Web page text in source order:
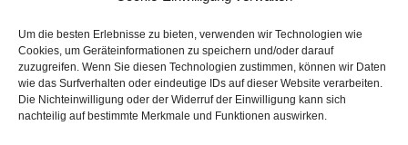
Um die besten Erlebnisse zu bieten, verwenden wir Technologien wie
Cookies, um Geräteinformationen zu speichern und/oder darauf
zuzugreifen. Wenn Sie diesen Technologien zustimmen, können wir Daten
wie das Surfverhalten oder eindeutige IDs auf dieser Website verarbeiten.
Die Nichteinwilligung oder der Widerruf der Einwilligung kann sich
nachteilig auf bestimmte Merkmale und Funktionen auswirken.
EMPFOHLEN VON